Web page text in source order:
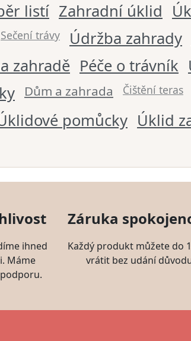
listí Zahradní úklid
Sečení trávy Údržba zahrady
zahradě Péče o trávník
Dům a zahrada Čištění teras
pomůcky Úklid
ihned
Máme
Záruka
Každý produkt můžete do
vrátit bez udání